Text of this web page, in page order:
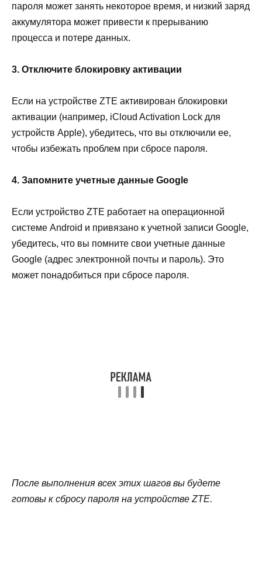
пароля может занять некоторое время, и низкий заряд
аккумулятора может привести к прерыванию
процесса и потере данных.
3. Отключите блокировку активации
Если на устройстве ZTE активирован блокировки
активации (например, iCloud Activation Lock для
устройств Apple), убедитесь, что вы отключили ее,
чтобы избежать проблем при сбросе пароля.
4. Запомните учетные данные Google
Если устройство ZTE работает на операционной
системе Android и привязано к учетной записи Google,
убедитесь, что вы помните свои учетные данные
Google (адрес электронной почты и пароль). Это
может понадобиться при сбросе пароля.
После выполнения всех этих шагов вы будете
готовы к сбросу пароля на устройстве ZTE.